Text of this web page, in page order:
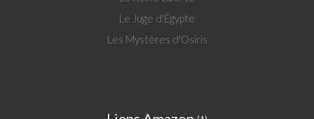
Le Juge d'Égypte
Les Mystères d'Osiris